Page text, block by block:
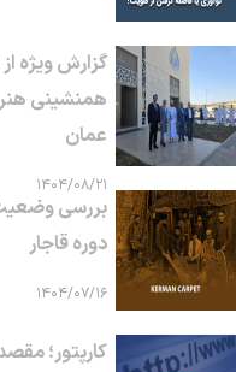
گزارش ویژه
همنشینی
عمان
۱۴۰۴/۰۸/۲۱
بررسی
دوره قاجار
۱۴۰۴/۰۷/۱۶
کارپتور؛